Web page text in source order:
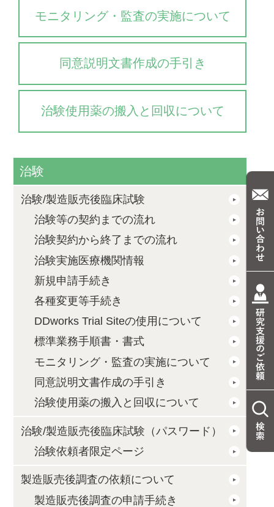
モニタリング・監査の実施について
同意説明文書作成の手引き
治験使用薬の搬入と回収について
治験
治験/製造販売後臨床試験
治験等の契約までの流れ
治験契約から終了までの流れ
治験実施医療機関情報
新規申請手続き
各種変更等手続き
DDworks Trial Siteの使用について
標準業務手順書・書式
モニタリング・監査の実施について
同意説明文書作成の手引き
治験使用薬の搬入と回収について
治験/製造販売後臨床試験（パスワード）
治験依頼者限定ページ
製造販売後調査の依頼について
製造販売後調査の申請手続き